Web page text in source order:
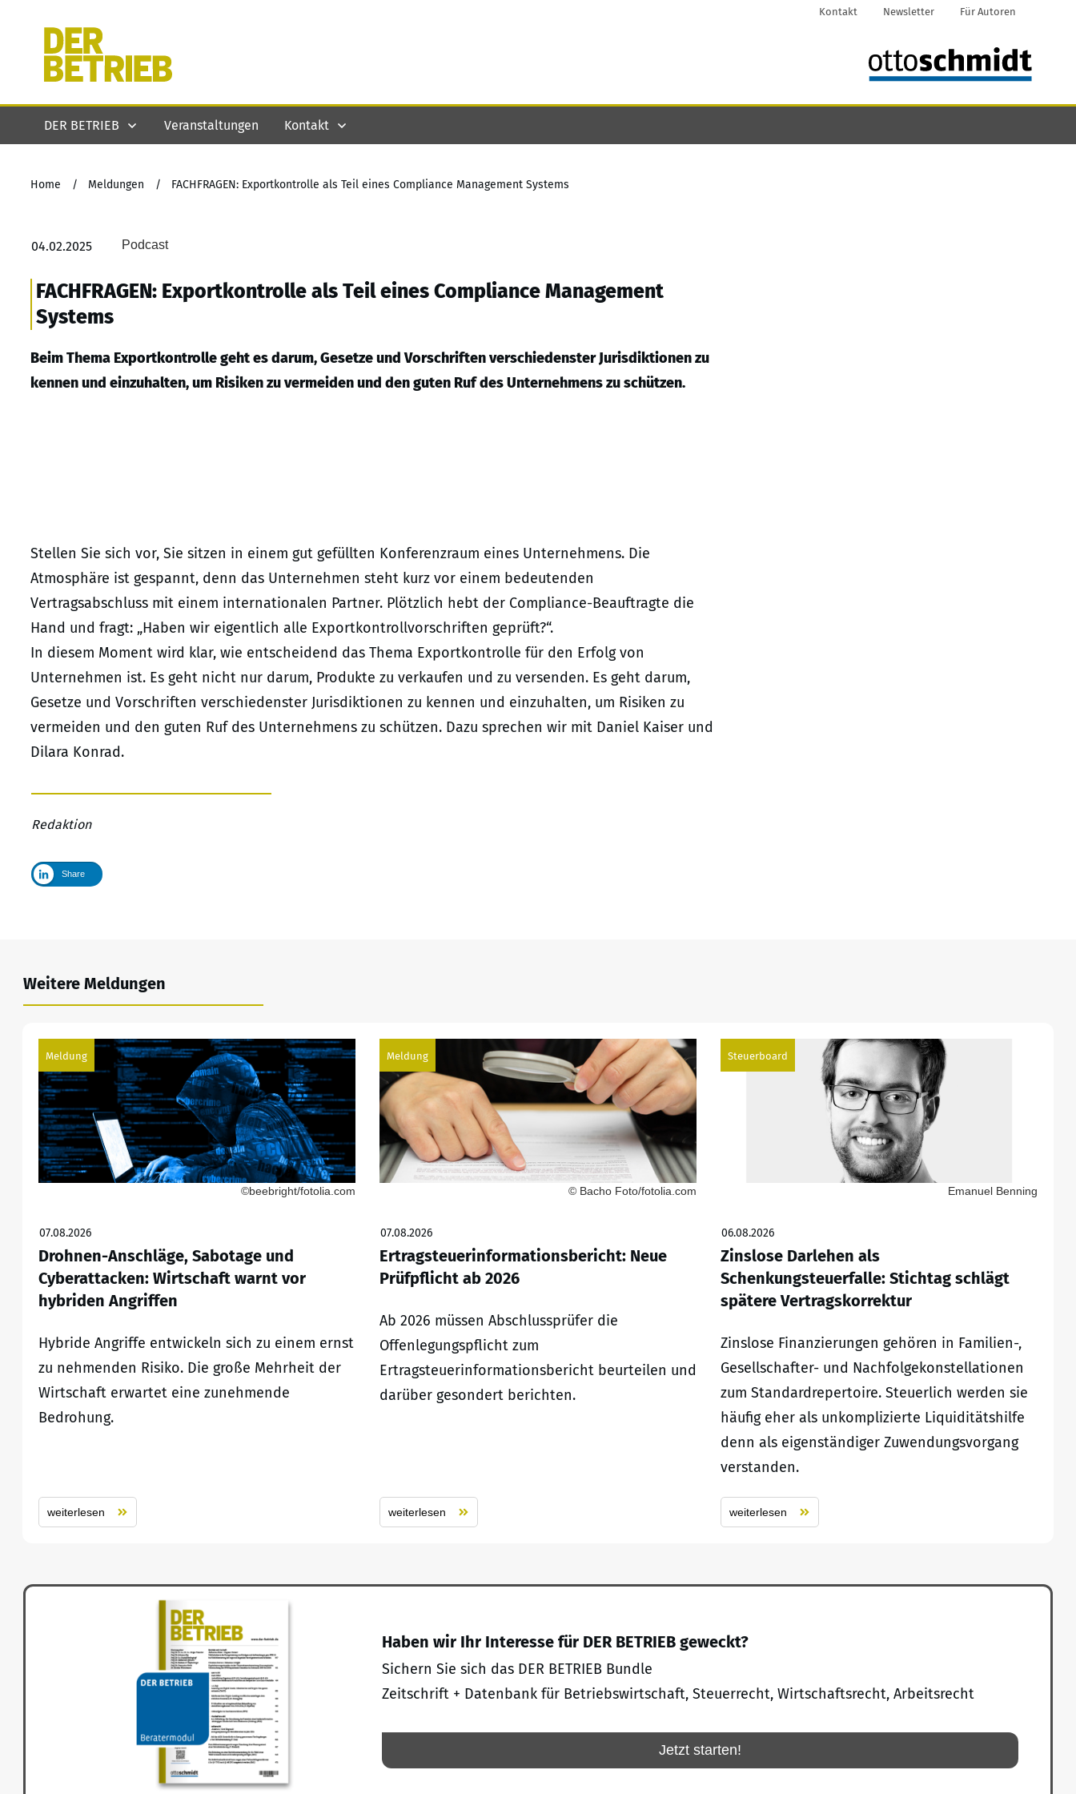
Kontakt Newsletter Für Autoren
DER BETRIEB Veranstaltungen Kontakt
Home / Meldungen / FACHFRAGEN: Exportkontrolle als Teil eines Compliance Management Systems
04.02.2025 Podcast
FACHFRAGEN: Exportkontrolle als Teil eines Compliance Management
Systems
Beim Thema Exportkontrolle geht es darum, Gesetze und Vorschriften verschiedenster Jurisdiktionen zu
kennen und einzuhalten, um Risiken zu vermeiden und den guten Ruf des Unternehmens zu schützen.
Stellen Sie sich vor, Sie sitzen in einem gut gefüllten Konferenzraum eines Unternehmens. Die
Atmosphäre ist gespannt, denn das Unternehmen steht kurz vor einem bedeutenden
Vertragsabschluss mit einem internationalen Partner. Plötzlich hebt der Compliance-Beauftragte die
Hand und fragt: „Haben wir eigentlich alle Exportkontrollvorschriften geprüft?“.
In diesem Moment wird klar, wie entscheidend das Thema Exportkontrolle für den Erfolg von
Unternehmen ist. Es geht nicht nur darum, Produkte zu verkaufen und zu versenden. Es geht darum,
Gesetze und Vorschriften verschiedenster Jurisdiktionen zu kennen und einzuhalten, um Risiken zu
vermeiden und den guten Ruf des Unternehmens zu schützen. Dazu sprechen wir mit Daniel Kaiser und
Dilara Konrad.
Redaktion
Share
Weitere Meldungen
Meldung
©beebright/fotolia.com
07.08.2026
Drohnen-Anschläge, Sabotage und
Cyberattacken: Wirtschaft warnt vor
hybriden Angriffen
Hybride Angriffe entwickeln sich zu einem ernst
zu nehmenden Risiko. Die große Mehrheit der
Wirtschaft erwartet eine zunehmende
Bedrohung.
weiterlesen
Meldung
© Bacho Foto/fotolia.com
07.08.2026
Ertragsteuerinformationsbericht: Neue
Prüfpflicht ab 2026
Ab 2026 müssen Abschlussprüfer die
Offenlegungspflicht zum
Ertragsteuerinformationsbericht beurteilen und
darüber gesondert berichten.
weiterlesen
Steuerboard
Emanuel Benning
06.08.2026
Zinslose Darlehen als
Schenkungsteuerfalle: Stichtag schlägt
spätere Vertragskorrektur
Zinslose Finanzierungen gehören in Familien-,
Gesellschafter- und Nachfolgekonstellationen
zum Standardrepertoire. Steuerlich werden sie
häufig eher als unkomplizierte Liquiditätshilfe
denn als eigenständiger Zuwendungsvorgang
verstanden.
weiterlesen
Haben wir Ihr Interesse für DER BETRIEB geweckt?
Sichern Sie sich das DER BETRIEB Bundle
Zeitschrift + Datenbank für Betriebswirtschaft, Steuerrecht, Wirtschaftsrecht, Arbeitsrecht
Jetzt starten!